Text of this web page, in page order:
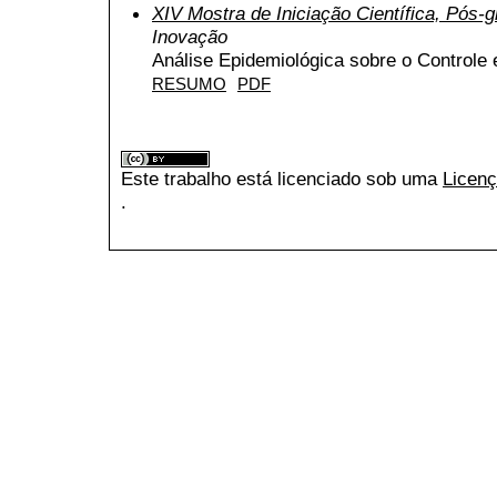
XIV Mostra de Iniciação Científica, Pós-
Inovação
Análise Epidemiológica sobre o
RESUMO PDF
Este trabalho está licenciado sob uma
.